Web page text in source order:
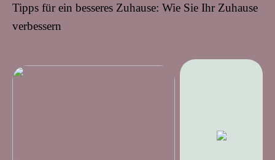
Tipps für ein besseres Zuhause: Wie Sie Ihr Zuhause
verbessern